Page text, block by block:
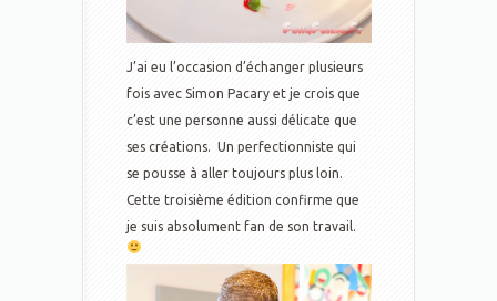
J’ai eu l’occasion d’échanger plusieurs
fois avec Simon Pacary et je crois que
c’est une personne aussi délicate que
ses créations. Un perfectionniste qui
se pousse à aller toujours plus loin.
Cette troisième édition confirme que
je suis absolument fan de son travail.